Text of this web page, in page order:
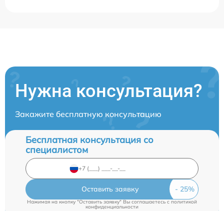
Нужна консультация?
Закажите бесплатную консультацию
Бесплатная консультация со
специалистом
Оставить заявку
Нажимая на кнопку "Оставить заявку" Вы соглашаетесь cполитикой
конфиденциальности